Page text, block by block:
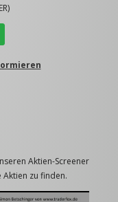
Aktien-Screener
Aktien zu finden.